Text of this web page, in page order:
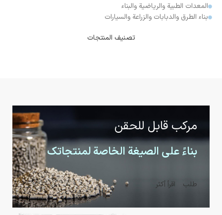
المعدات الطبية والرياضية والبناء
بناء الطرق والدبابات والزراعة والسيارات
تصنيف المنتجات
مركب قابل للحقن
بناءً على الصيغة الخاصة لمنتجاتك
طلب اقرأ أكثر